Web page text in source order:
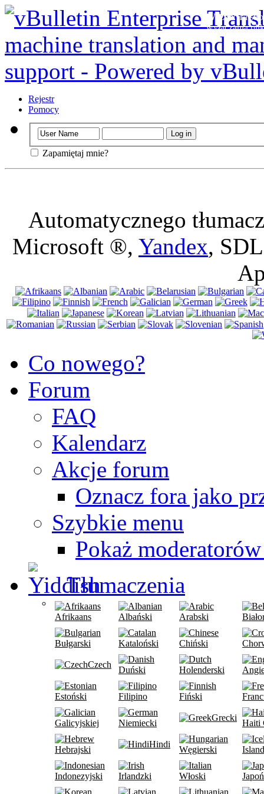
Ważne: Ta
wyłączania
Rejestr
Pomocy
Zapamiętaj mnie?
Automatycznego
Microsoft ®, Yandex,
Co nowego?
Forum
FAQ
Kalendarz
Akcje forum
Oznacz fora jako
Szybkie menu
Pokaż
Tłumaczenia
Afrikaans Albański Arabski
Bułgarski Kataloński Chiński
Czech
Duński Holenderski
Estoński Filipino Fiński
Galicyjskiej Niemiecki
Grecki
Haiti
Hebrajski
Hindi
Węgierski
Indonezyjski Irlandzki Włoski